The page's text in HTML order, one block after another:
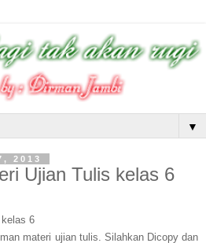
▼
2013
Ujian Tulis kelas 6
6
materi ujian tulis. Silahkan Dicopy dan